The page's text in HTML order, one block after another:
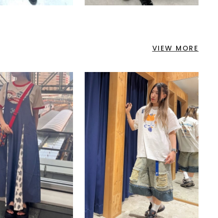
VIEW MORE